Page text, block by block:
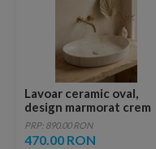
Lavoar ceramic oval,
design marmorat crem
lucios cu vene aurii,
ventil inclus
PRP: 890.00 RON
470.00 RON